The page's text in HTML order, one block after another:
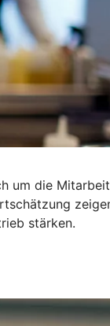
um die
stärken.